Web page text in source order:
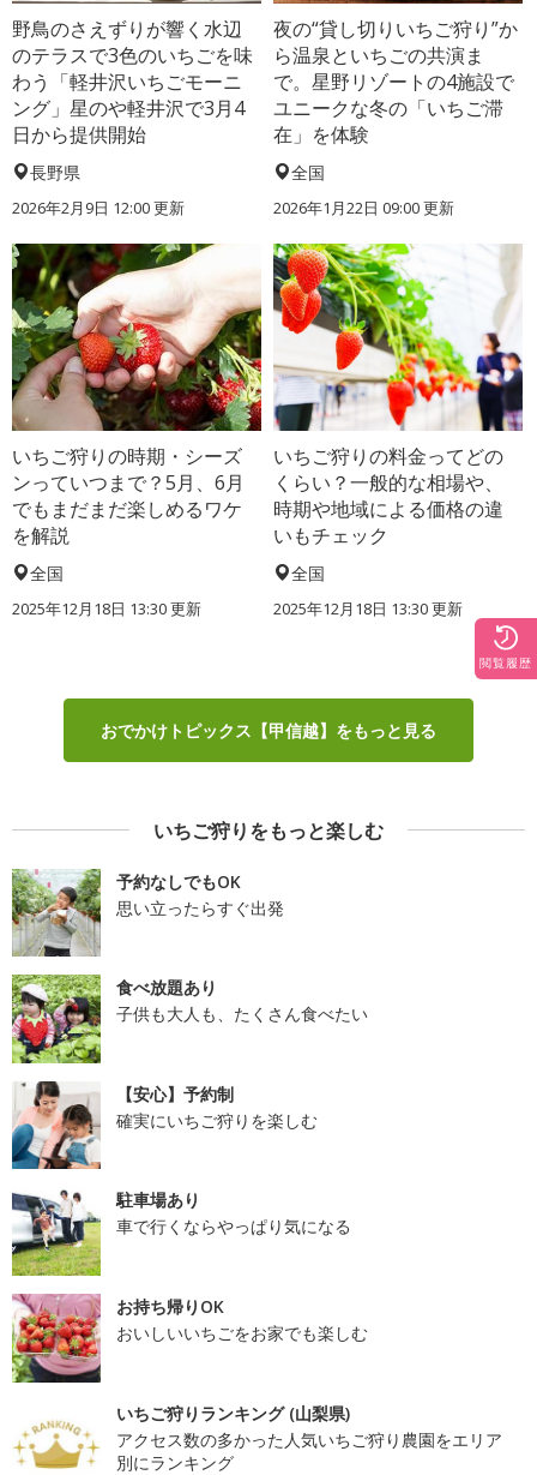
野鳥のさえずりが響く水辺
のテラスで3色のいちごを味
わう「軽井沢いちごモーニ
ング」星のや軽井沢で3月4
日から提供開始
長野県
2026年2月9日 12:00 更新
夜の“貸し切りいちご狩り”か
ら温泉といちごの共演ま
で。星野リゾートの4施設で
ユニークな冬の「いちご滞
在」を体験
全国
2026年1月22日 09:00 更新
いちご狩りの時期・シーズ
ンっていつまで？5月、6月
でもまだまだ楽しめるワケ
を解説
全国
2025年12月18日 13:30 更新
いちご狩りの料金ってどの
くらい？一般的な相場や、
時期や地域による価格の違
いもチェック
全国
2025年12月18日 13:30 更新
おでかけトピックス【甲信越】をもっと見る
いちご狩りをもっと楽しむ
予約なしでもOK
思い立ったらすぐ出発
食べ放題あり
子供も大人も、たくさん食べたい
【安心】予約制
確実にいちご狩りを楽しむ
駐車場あり
車で行くならやっぱり気になる
お持ち帰りOK
おいしいいちごをお家でも楽しむ
いちご狩りランキング (山梨県)
アクセス数の多かった人気いちご狩り農園をエリア
別にランキング
閲覧履歴